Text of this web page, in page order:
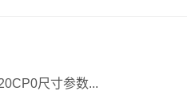
尺寸参数...